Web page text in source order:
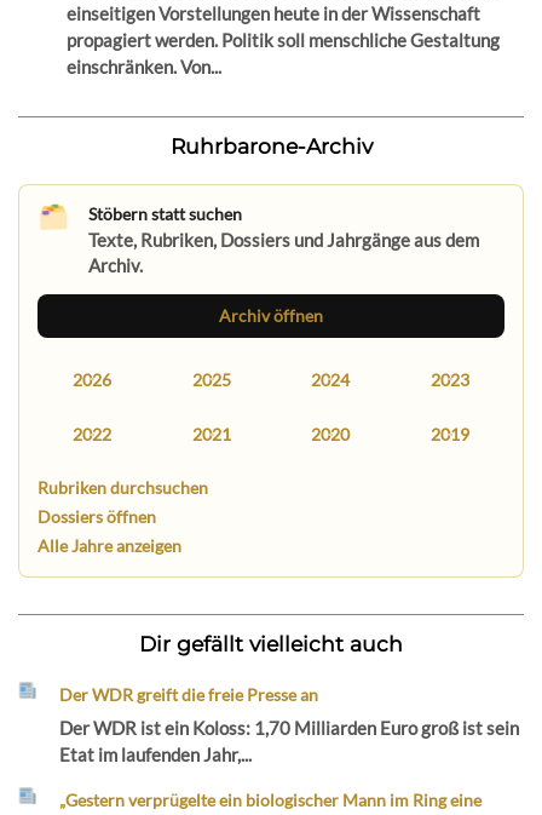
einseitigen Vorstellungen heute in der Wissenschaft
propagiert werden. Politik soll menschliche Gestaltung
einschränken. Von...
Ruhrbarone-Archiv
Stöbern statt suchen
Texte, Rubriken, Dossiers und Jahrgänge aus dem
Archiv.
Archiv öffnen
2026 2025 2024 2023
2022 2021 2020 2019
Rubriken durchsuchen
Dossiers öffnen
Alle Jahre anzeigen
Dir gefällt vielleicht auch
Der WDR greift die freie Presse an
Der WDR ist ein Koloss: 1,70 Milliarden Euro groß ist sein
Etat im laufenden Jahr,...
„Gestern verprügelte ein biologischer Mann im Ring eine